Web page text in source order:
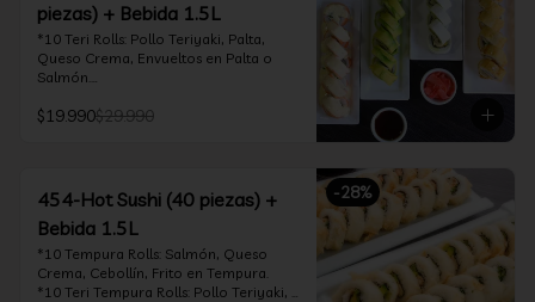
piezas) + Bebida 1.5L
*10 Teri Rolls: Pollo Teriyaki, Palta,
Queso Crema, Envueltos en Palta o
Salmón.
Palta, Cebollín, Envuelto en Queso
salmón y bañado en salsa acevichada
*10 Tempura Rolls: Salmón, Queso
Crema, Cebollín, Frito en Tempura.
*Incluye 2 palitos, 2 soya 30ml, 1 salsa
teriyaki 30ml
$19.990$29.990
-28%
454-Hot Sushi (40 piezas) +
Bebida 1.5L
*10 Tempura Rolls: Salmón, Queso
Crema, Cebollín, Frito en Tempura.
*10 Teri Tempura Rolls: Pollo Teriyaki,